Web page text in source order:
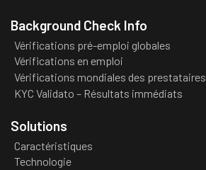
Background Check Info
Vérifications pré-emploi globales
Vérifications en emploi
Vérifications mondiales des prestataires
KYC Validato – Résultats immédiats
Solutions
Caractéristiques
Technologie